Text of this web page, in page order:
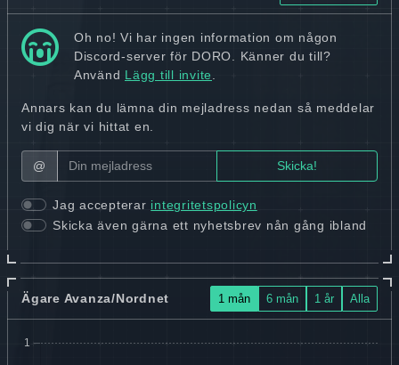
Oh no! Vi har ingen information om någon
Discord-server för DORO. Känner du till?
Använd Lägg till invite
Annars kan du lämna din mejladress nedan så meddelar
vi dig när vi hittat en.
@
Jag accepterar integritetspolicyn
Skicka även gärna ett nyhetsbrev nån gång ibland
Ägare Avanza/Nordnet 1 mån 6 mån 1 år Alla